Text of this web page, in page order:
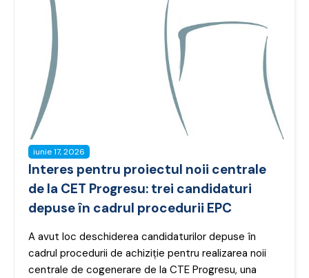
iunie 17, 2026
Interes pentru proiectul noii centrale
de la CET Progresu: trei candidaturi
depuse în cadrul procedurii EPC
A avut loc deschiderea candidaturilor depuse în
cadrul procedurii de achiziție pentru realizarea noii
centrale de cogenerare de la CTE Progresu, una